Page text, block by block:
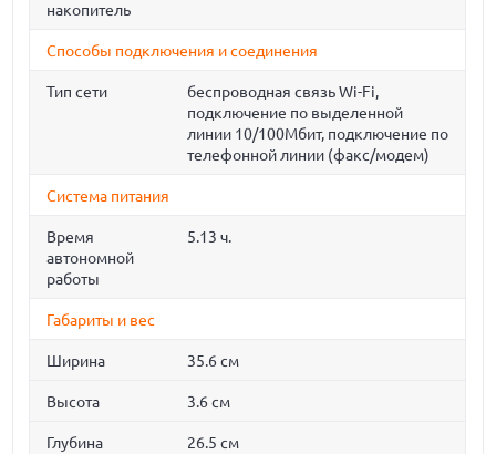
накопитель
Способы подключения и соединения
Тип сети
беспроводная связь Wi-Fi,
подключение по выделенной
линии 10/100Мбит, подключение по
телефонной линии (факс/модем)
Система питания
Время
автономной
работы
5.13 ч.
Габариты и вес
Ширина 35.6 см
Высота 3.6 см
Глубина 26.5 см